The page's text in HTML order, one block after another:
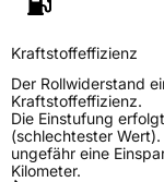
Kraftstoffeffizienz
Der Rollwiderstand
Kraftstoffeffizienz.
Die Einstufung
(schlechtester
ungefähr eine
Kilometer.